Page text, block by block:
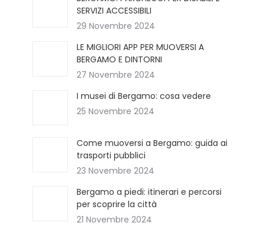
SERVIZI ACCESSIBILI
29 Novembre 2024
LE MIGLIORI APP PER MUOVERSI A
BERGAMO E DINTORNI
27 Novembre 2024
I musei di Bergamo: cosa vedere
25 Novembre 2024
Come muoversi a Bergamo: guida ai
trasporti pubblici
23 Novembre 2024
Bergamo a piedi: itinerari e percorsi
per scoprire la città
21 Novembre 2024